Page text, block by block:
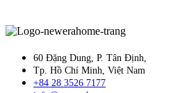
60 Đặng Dung, P. Tân Định,
Tp. Hồ Chí Minh, Việt Nam
+84 28 3526 7177